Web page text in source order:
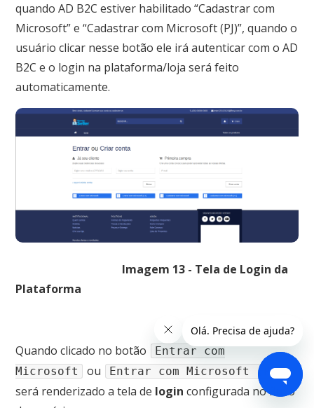
quando AD B2C estiver habilitado “Cadastrar com
Microsoft” e “Cadastrar com Microsoft (PJ)”, quando o
usuário clicar nesse botão ele irá autenticar com o AD
B2C e o login na plataforma/loja será feito
automaticamente.
Imagem 13 - Tela de Login da
Plataforma
Quando clicado no botão
Entrar com
Microsoft
ou Entrar com Microsoft (PJ)
será renderizado a tela de login configurada no fluxo